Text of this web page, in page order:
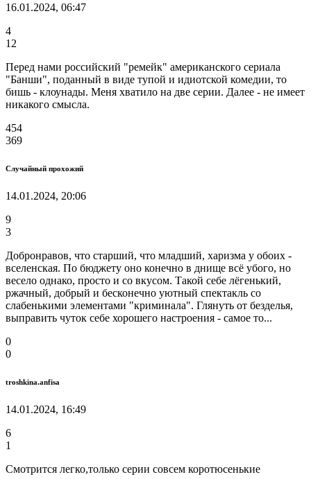
16.01.2024, 06:47
4
12
Перед нами российский "ремейк" американского сериала
"Банши", поданный в виде тупой и идиотской комедии, то
бишь - клоунады. Меня хватило на две серии. Далее - не имеет
никакого смысла.
454
369
Случайный прохожий
14.01.2024, 20:06
9
3
Добронравов, что старший, что младший, харизма у обоих -
вселенская. По бюджету оно конечно в днище всё убого, но
весело однако, просто и со вкусом. Такой себе лёгенький,
ржачный, добрый и бесконечно уютный спектакль со
слабенькими элементами "криминала". Глянуть от безделья,
выправить чуток себе хорошего настроения - самое то...
0
0
troshkina.anfisa
14.01.2024, 16:49
6
1
Смотрится легко,только серии совсем коротюсенькие